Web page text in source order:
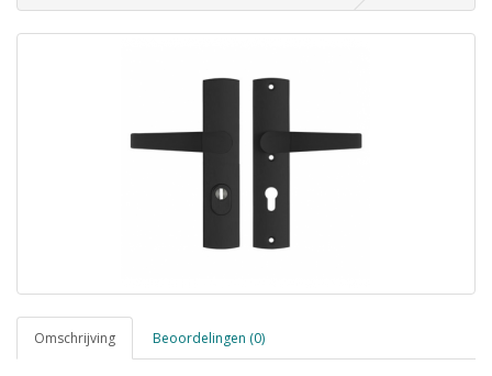
Omschrijving Beoordelingen (0)